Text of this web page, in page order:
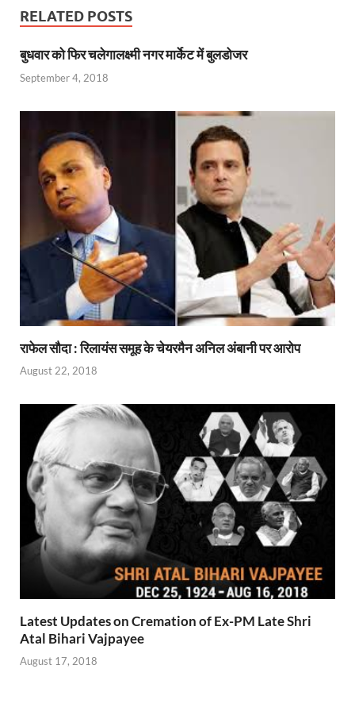
b
o
o
s
A
p
er
a
m
re
ss
RELATED POSTS
बुधवार को फिर चलेगालक्ष्मी नगर मार्केट में बुलडोजर
September 4, 2018
राफेल सौदा : रिलायंस समूह के चेयरमैन अनिल अंबानी पर आरोप
August 22, 2018
Latest Updates on Cremation of Ex-PM Late Shri
Atal Bihari Vajpayee
August 17, 2018